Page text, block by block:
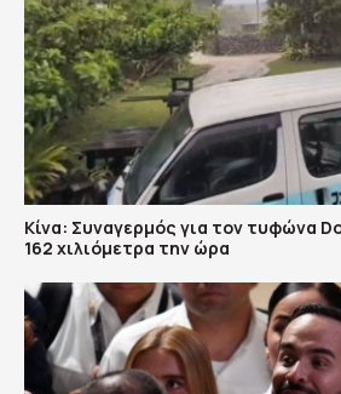
Κίνα: Συναγερμός για τον τυφώνα
162 χιλιόμετρα την ώρα